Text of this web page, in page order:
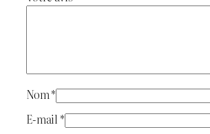
M
Nom*
E-mail *